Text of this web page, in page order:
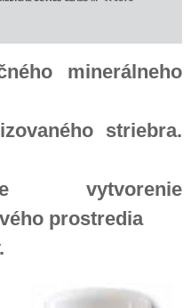
minerálneho
striebra.
vytvorenie
prostredia